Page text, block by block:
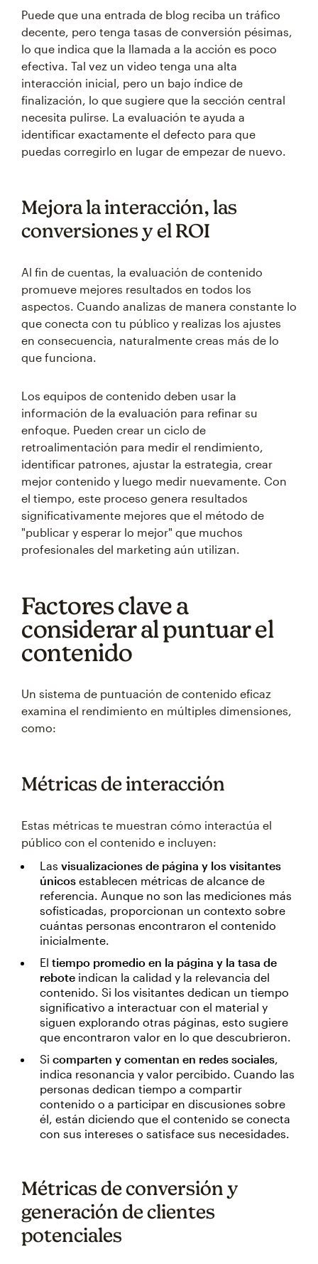
Puede que una entrada de blog reciba un tráfico
decente, pero tenga tasas de conversión pésimas,
lo que indica que la llamada a la acción es poco
efectiva. Tal vez un video tenga una alta
interacción inicial, pero un bajo índice de
finalización, lo que sugiere que la sección central
necesita pulirse. La evaluación te ayuda a
identificar exactamente el defecto para que
puedas corregirlo en lugar de empezar de nuevo.
Mejora la interacción, las
conversiones y el ROI
Al fin de cuentas, la evaluación de contenido
promueve mejores resultados en todos los
aspectos. Cuando analizas de manera constante lo
que conecta con tu público y realizas los ajustes
en consecuencia, naturalmente creas más de lo
que funciona.
Los equipos de contenido deben usar la
información de la evaluación para refinar su
enfoque. Pueden crear un ciclo de
retroalimentación para medir el rendimiento,
identificar patrones, ajustar la estrategia, crear
mejor contenido y luego medir nuevamente. Con
el tiempo, este proceso genera resultados
significativamente mejores que el método de
"publicar y esperar lo mejor" que muchos
profesionales del marketing aún utilizan.
Factores clave a
considerar al puntuar el
contenido
Un sistema de puntuación de contenido eficaz
examina el rendimiento en múltiples dimensiones,
como:
Métricas de interacción
Estas métricas te muestran cómo interactúa el
público con el contenido e incluyen:
Las visualizaciones de página y los visitantes
únicos establecen métricas de alcance de
referencia. Aunque no son las mediciones más
sofisticadas, proporcionan un contexto sobre
cuántas personas encontraron el contenido
inicialmente.
El tiempo promedio en la página y la tasa de
rebote indican la calidad y la relevancia del
contenido. Si los visitantes dedican un tiempo
significativo a interactuar con el material y
siguen explorando otras páginas, esto sugiere
que encontraron valor en lo que descubrieron.
Si comparten y comentan en redes sociales,
indica resonancia y valor percibido. Cuando las
personas dedican tiempo a compartir
contenido o a participar en discusiones sobre
él, están diciendo que el contenido se conecta
con sus intereses o satisface sus necesidades.
Métricas de conversión y
generación de clientes
potenciales